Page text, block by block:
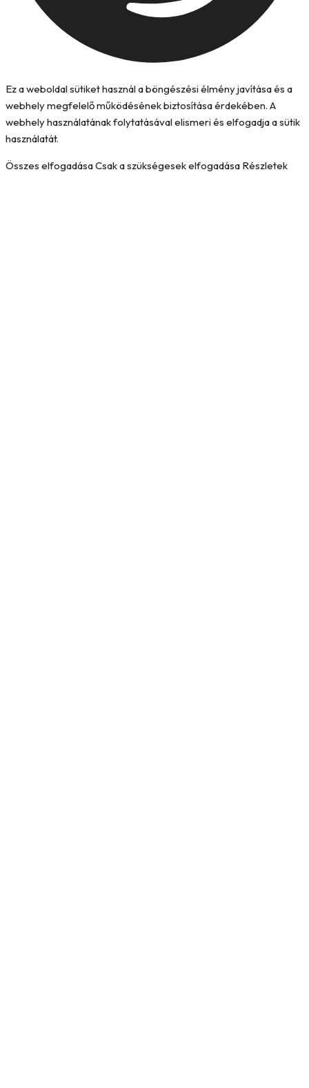
Ez a weboldal sütiket használ a böngészési élmény javítása és a
webhely megfelelő működésének biztosítása érdekében. A
webhely használatának folytatásával elismeri és elfogadja a sütik
használatát.
Összes elfogadásaCsak a szükségesek elfogadása Részletek